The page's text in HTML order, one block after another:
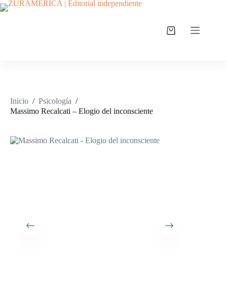
Inicio / Psicología /
Massimo Recalcati – Elogio del inconsciente